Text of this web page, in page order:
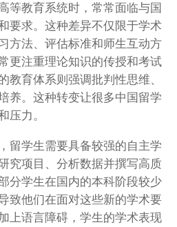
等教育系统时，常常面临与国
要求。这种差异不仅限于学术
方法、评估标准和师生互动方
更注重理论知识的传授和考试
教育体系则强调批判性思维、
养。这种转变让很多中国留学
压力。
留学生需要具备较强的自主学
究项目、分析数据并撰写高质
分学生在国内的本科阶段较少
致他们在面对这些新的学术要
上语言障碍，学生的学术表现